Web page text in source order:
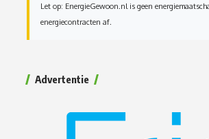
Let op: EnergieGewoon.nl is geen
energiecontracten af.
Advertentie